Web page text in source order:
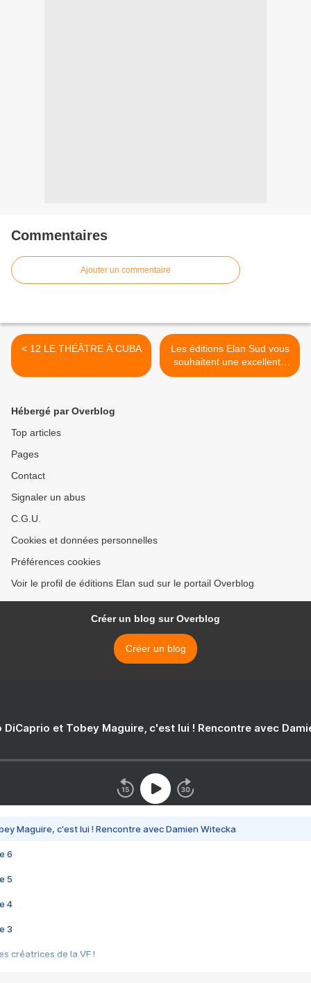
Commentaires
Ajouter un commentaire
< 12 LE THÉÂTRE À CUBA
Les éditions Elan Sud vous
souhaitent une excellente
année littéraire 2010 >
Hébergé par Overblog
Top articles
Pages
Contact
Signaler un abus
C.G.U.
Cookies et données personnelles
Préférences cookies
Voir le profil de éditions Elan sud sur le portail Overblog
Créer un blog sur Overblog
Créer un blog
DiCaprio et Tobey Maguire, c'est lui ! Rencontre avec
Maguire, c'est lui ! Rencontre avec Damien Witecka
6
5
4
3
créatrices de la VF !